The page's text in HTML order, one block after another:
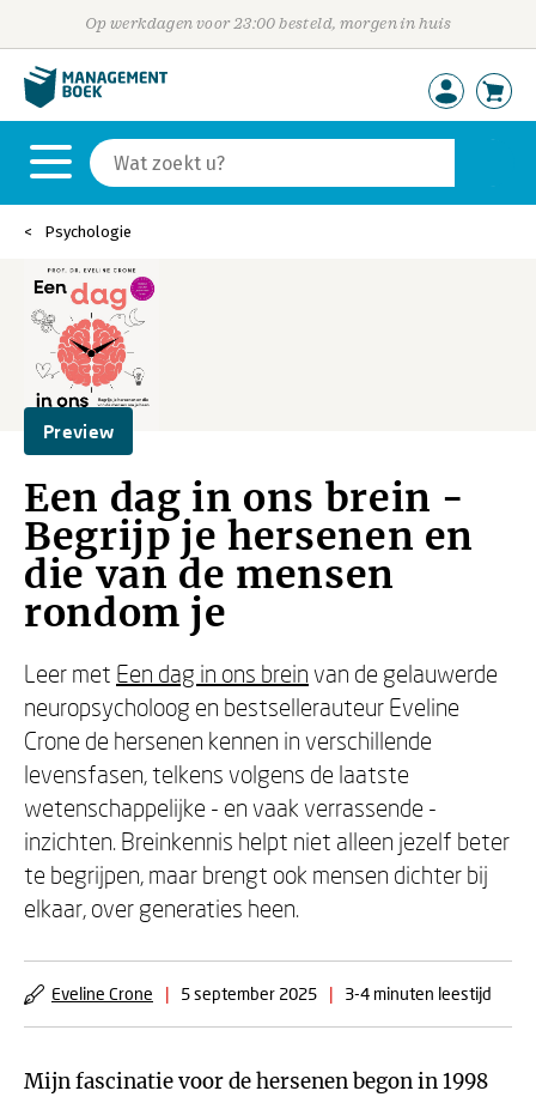
Op werkdagen voor 23:00 besteld, morgen in huis
Psychologie
Preview
Een dag in ons brein -
Begrijp je hersenen en
die van de mensen
rondom je
Leer met Een dag in ons brein van de gelauwerde
neuropsycholoog en bestsellerauteur Eveline
Crone de hersenen kennen in verschillende
levensfasen, telkens volgens de laatste
wetenschappelijke - en vaak verrassende -
inzichten. Breinkennis helpt niet alleen jezelf beter
te begrijpen, maar brengt ook mensen dichter bij
elkaar, over generaties heen.
Eveline Crone | 5 september 2025 | 3-4 minuten leestijd
Mijn fascinatie voor de hersenen begon in 1998